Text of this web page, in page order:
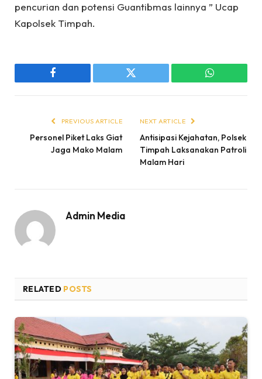
pencurian dan potensi Guantibmas lainnya ” Ucap
Kapolsek Timpah.
Facebook Twitter WhatsApp
PREVIOUS ARTICLE
Personel Piket Laks Giat
Jaga Mako Malam
NEXT ARTICLE
Antisipasi Kejahatan, Polsek
Timpah Laksanakan Patroli
Malam Hari
Admin Media
RELATED POSTS